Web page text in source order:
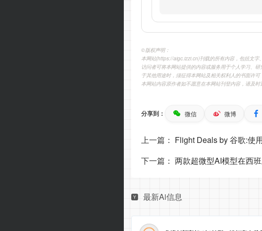
©️版权声明：
本网站(https://aigc.izzi.cn)刊载的所有内容，包括文字
访问者可将本网站提供的内容或服务用于个人学习、
于其他用途时，须征得本网站及相关权利人的书面许可
本网站内容原作者如不愿意在本网站刊登内容，请及时
分享到： 微信 微博
上一篇： Flight Deals by 谷歌:使
下一篇： 两款超微型AI模型在西
最新Ai信息